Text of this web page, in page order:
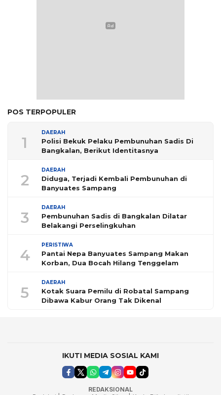
POS TERPOPULER
1
DAERAH
Polisi Bekuk Pelaku Pembunuhan Sadis Di
Bangkalan, Berikut Identitasnya
2
DAERAH
Diduga, Terjadi Kembali Pembunuhan di
Banyuates Sampang
3
DAERAH
Pembunuhan Sadis di Bangkalan Dilatar
Belakangi Perselingkuhan
4
PERISTIWA
Pantai Nepa Banyuates Sampang Makan
Korban, Dua Bocah Hilang Tenggelam
5
DAERAH
Kotak Suara Pemilu di Robatal Sampang
Dibawa Kabur Orang Tak Dikenal
IKUTI MEDIA SOSIAL KAMI
REDAKSIONAL